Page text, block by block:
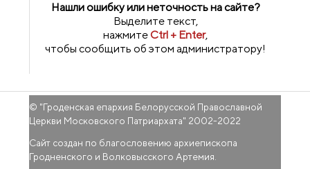
Нашли ошибку или неточность на сайте?
Выделите текст,
нажмитеCtrl + Enter,
чтобы сообщить об этом администратору!
© "Гроденская епархия Белорусской Православной
Церкви Московского Патриархата" 2002-2022
Сайт создан по благословению архиепископа
Гродненского и Волковысского Артемия.